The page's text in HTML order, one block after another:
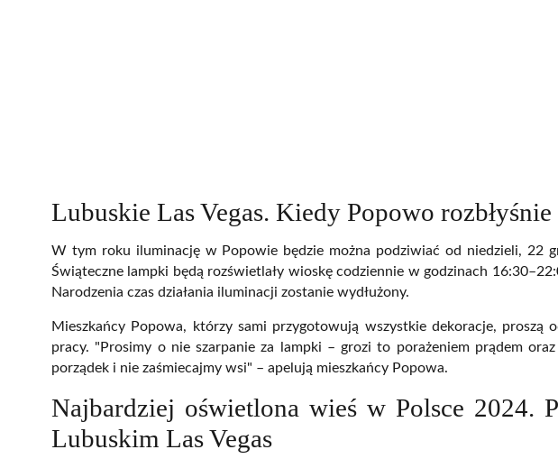
Lubuskie Las Vegas. Kiedy Popowo
W tym roku iluminację w Popowie będzie można podziwiać od niedzieli, 22
Świąteczne lampki będą rozświetlały wioskę codziennie w godzinach
Narodzenia czas działania iluminacji zostanie wydłużony.
Mieszkańcy Popowa, którzy sami przygotowują wszystkie dekoracje, proszą
pracy. "Prosimy o nie szarpanie za lampki – grozi to porażeniem prądem
porządek i nie zaśmiecajmy wsi" – apelują mieszkańcy Popowa.
Najbardziej oświetlona wieś w Polsce 2024.
Lubuskim Las Vegas